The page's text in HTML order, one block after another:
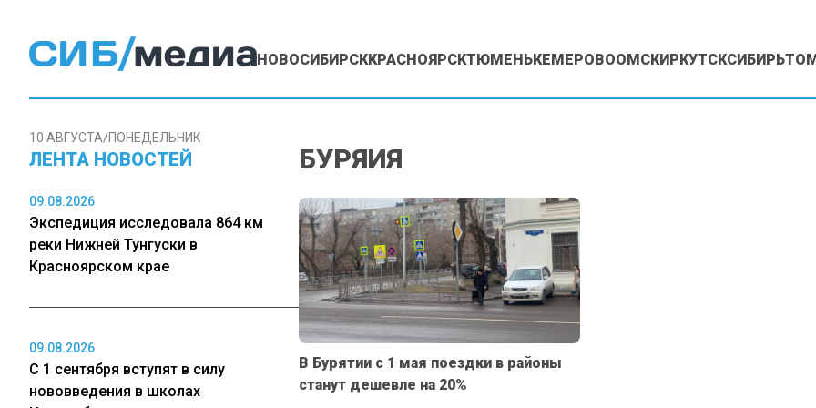
НОВОСИБИРСККРАСНОЯРСКТЮМЕНЬКЕМЕРОВООМСКИРКУТСКСИБИРЬ
10 АВГУСТА/ПОНЕДЕЛЬНИК
ЛЕНТА НОВОСТЕЙ
09.08.2026
Экспедиция исследовала 864 км
реки Нижней Тунгуски в
Красноярском крае
09.08.2026
С 1 сентября вступят в силу
нововведения в школах
БУРЯИЯ
В Бурятии с 1 мая поездки в районы
станут дешевле на 20%